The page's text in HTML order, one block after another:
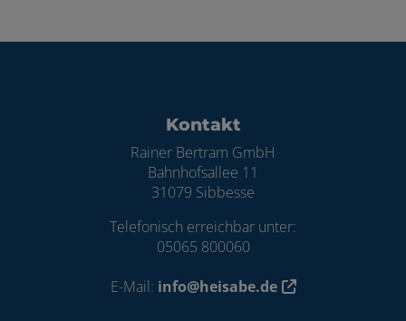
Kontakt
Rainer Bertram GmbH
Bahnhofsallee 11
31079 Sibbesse
Telefonisch erreichbar unter:
05065 800060
E-Mail: info@heisabe.de